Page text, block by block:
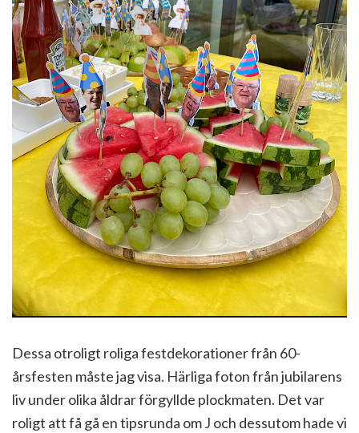
Dessa otroligt roliga festdekorationer från 60-
årsfesten måste jag visa. Härliga foton från jubilarens
liv under olika åldrar förgyllde plockmaten. Det var
roligt att få gå en tipsrunda om J och dessutom hade vi